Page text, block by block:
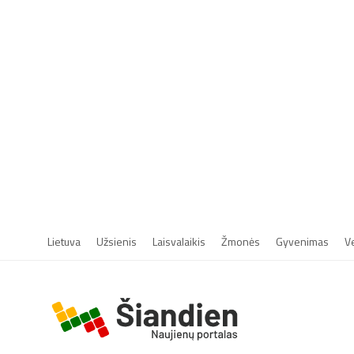
Lietuva Užsienis Laisvalaikis Žmonės Gyvenimas
r